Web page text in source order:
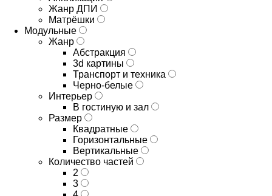
Жанр ДПИ
Матрёшки
Модульные
Жанр
Абстракция
3d картины
Транспорт и техника
Черно-белые
Интерьер
В гостиную и зал
Размер
Квадратные
Горизонтальные
Вертикальные
Количество частей
2
3